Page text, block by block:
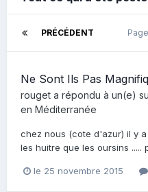
PRÉCÉDENT
Ne Sont Ils Pas
rouget a répondu à un(e)
en Méditerranée
chez nous (cote d'azur) il y
les huitre que les oursins .....
le 25 novembre 2015